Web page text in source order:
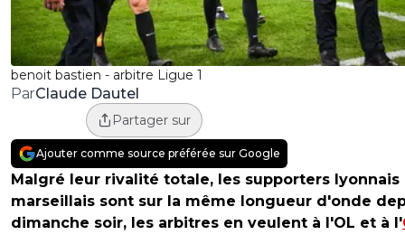
benoit bastien - arbitre Ligue 1
ParClaude Dautel
Partager sur
Ajouter comme source préférée sur Google
Malgré leur rivalité totale, les supporters lyonnais
marseillais sont sur la même longueur d'onde
dimanche soir, les arbitres en veulent à l'OL et à l'